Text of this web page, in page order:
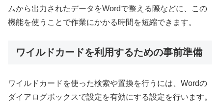
ムから出力されたデータをWordで整える際などに、この
機能を使うことで作業にかかる時間を短縮できます。
ワイルドカードを利用するための事前準備
ワイルドカードを使った検索や置換を行うには、Wordの
ダイアログボックスで設定を有効にする設定を行います。